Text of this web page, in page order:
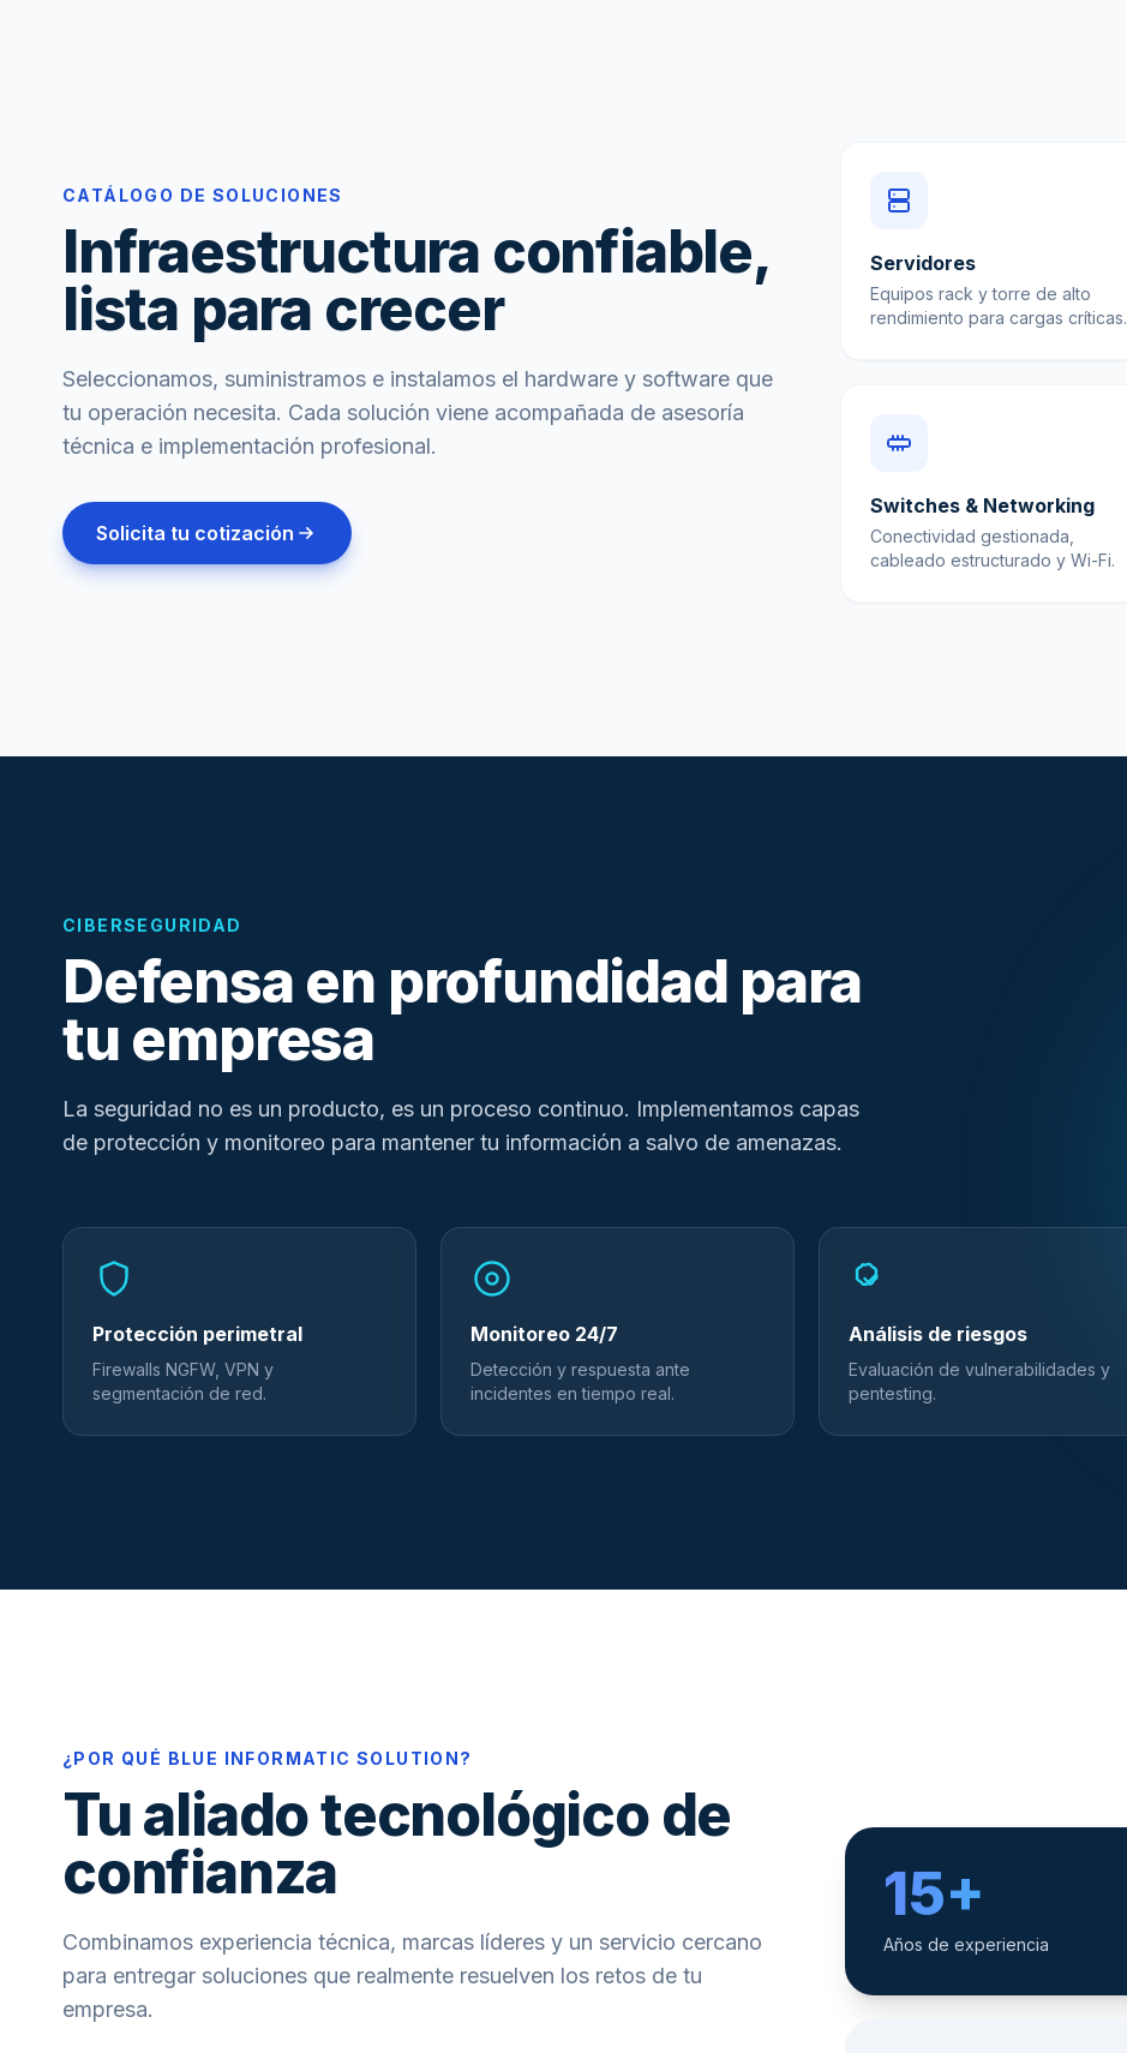
CATÁLOGO DE SOLUCIONES
Infraestructura confiable,
lista para crecer
Seleccionamos, suministramos e instalamos el hardware y software que
tu operación necesita. Cada solución viene acompañada de asesoría
técnica e implementación profesional.
Solicita tu cotización
Servidores
Equipos rack y torre de alto
rendimiento para cargas críticas.
Switches & Networking
Conectividad gestionada,
cableado estructurado y Wi-Fi.
CIBERSEGURIDAD
Defensa en profundidad para
tu empresa
La seguridad no es un producto, es un proceso continuo. Implementamos capas
de protección y monitoreo para mantener tu información a salvo de amenazas.
Protección perimetral
Firewalls NGFW, VPN y
segmentación de red.
Monitoreo 24/7
Detección y respuesta ante
incidentes en tiempo real.
Análisis de riesgos
Evaluación de vulnerabilidades y
pentesting.
¿POR QUÉ BLUE INFORMATIC SOLUTION?
Tu aliado tecnológico de
confianza
Combinamos experiencia técnica, marcas líderes y un servicio cercano
para entregar soluciones que realmente resuelven los retos de tu
empresa.
15+
Años de experiencia